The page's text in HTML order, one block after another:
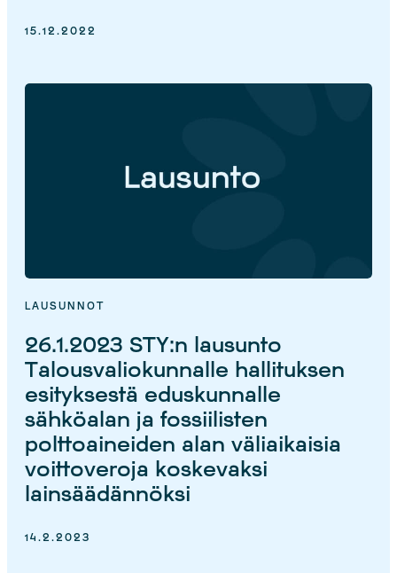
15.12.2022
LAUSUNNOT
26.1.2023 STY:n lausunto
Talousvaliokunnalle hallituksen
esityksestä eduskunnalle
sähköalan ja fossiilisten
polttoaineiden alan väliaikaisia
voittoveroja koskevaksi
lainsäädännöksi
14.2.2023